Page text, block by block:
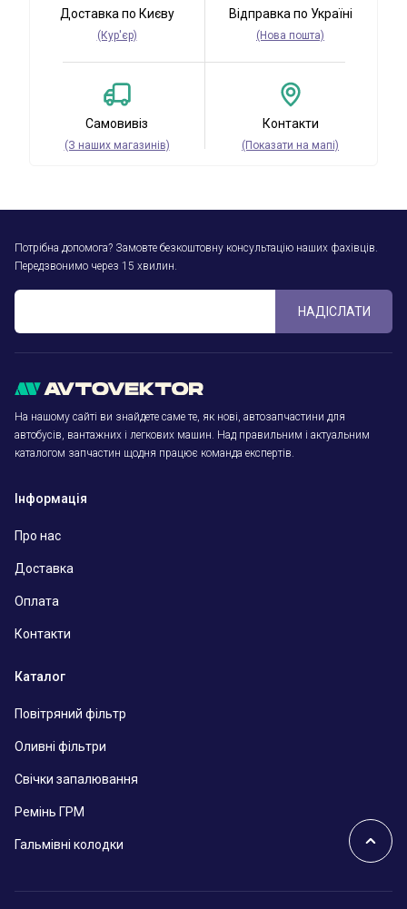
Доставка по Києву
(Кур'єр)
Відправка по Україні
(Нова пошта)
Самовивіз
(З наших магазинів)
Контакти
(Показати на мапі)
Потрібна допомога? Замовте безкоштовну консультацію наших фахівців.
Передзвонимо через 15 хвилин.
НАДІСЛАТИ
На нашому сайті ви знайдете саме те, як нові, автозапчастини для
автобусів, вантажних і легкових машин. Над правильним і актуальним
каталогом запчастин щодня працює команда експертів.
Інформація
Про нас
Доставка
Оплата
Контакти
Каталог
Повітряний фільтр
Оливні фільтри
Свічки запалювання
Ремінь ГРМ
Гальмівні колодки